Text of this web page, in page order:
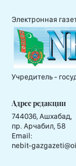
Электронная
Учредитель -
Адрес редакции
744036, Ашхабад,
пр. Арчабил, 58
Email:
nebit-